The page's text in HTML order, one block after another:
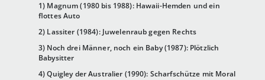
1) Magnum (1980 bis 1988): Hawaii-Hemden und ein
flottes Auto
2) Lassiter (1984): Juwelenraub gegen Rechts
3) Noch drei Männer, noch ein Baby (1987): Plötzlich
Babysitter
4) Quigley der Australier (1990): Scharfschütze mit Moral